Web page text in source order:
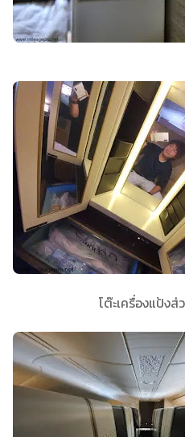
โต๊ะเครื่องแป้ง